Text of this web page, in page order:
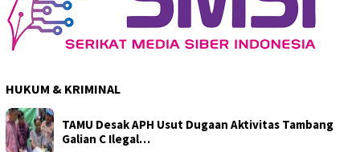
HUKUM & KRIMINAL
TAMU Desak APH Usut Dugaan Aktivitas Tambang
Galian C Ilegal…